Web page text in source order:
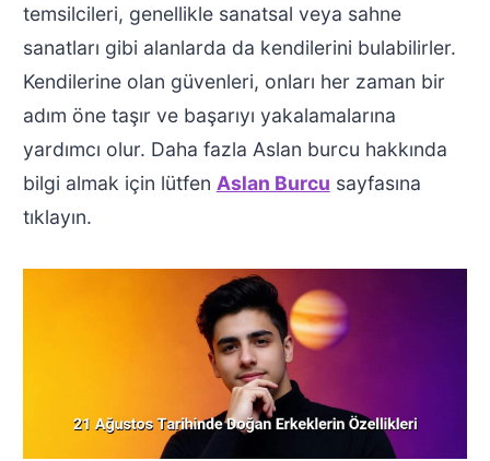
temsilcileri, genellikle sanatsal veya sahne
sanatları gibi alanlarda da kendilerini bulabilirler.
Kendilerine olan güvenleri, onları her zaman bir
adım öne taşır ve başarıyı yakalamalarına
yardımcı olur. Daha fazla Aslan burcu hakkında
bilgi almak için lütfen Aslan Burcu sayfasına
tıklayın.